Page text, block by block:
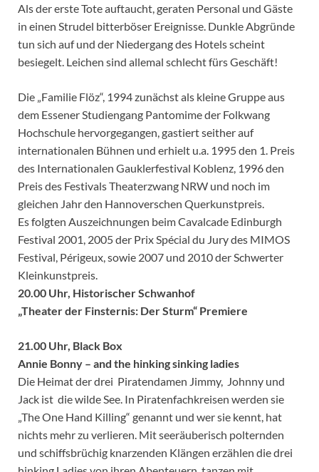
Als der erste Tote auftaucht, geraten Personal und Gäste
in einen Strudel bitterböser Ereignisse. Dunkle Abgründe
tun sich auf und der Niedergang des Hotels scheint
besiegelt. Leichen sind allemal schlecht fürs Geschäft!
Die „Familie Flöz“, 1994 zunächst als kleine Gruppe aus
dem Essener Studiengang Pantomime der Folkwang
Hochschule hervorgegangen, gastiert seither auf
internationalen Bühnen und erhielt u.a. 1995 den 1. Preis
des Internationalen Gauklerfestival Koblenz, 1996 den
Preis des Festivals Theaterzwang NRW und noch im
gleichen Jahr den Hannoverschen Querkunstpreis.
Es folgten Auszeichnungen beim Cavalcade Edinburgh
Festival 2001, 2005 der Prix Spécial du Jury des MIMOS
Festival, Périgeux, sowie 2007 und 2010 der Schwerter
Kleinkunstpreis.
20.00 Uhr, Historischer Schwanhof
„Theater der Finsternis: Der Sturm“ Premiere
21.00 Uhr, Black Box
Annie Bonny – and the hinking sinking ladies
Die Heimat der drei Piratendamen Jimmy, Johnny und
Jack ist die wilde See. In Piratenfachkreisen werden sie
„The One Hand Killing“ genannt und wer sie kennt, hat
nichts mehr zu verlieren. Mit seeräuberisch polternden
und schiffsbrüchig knarzenden Klängen erzählen die drei